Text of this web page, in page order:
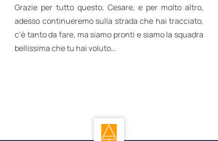
Grazie per tutto questo, Cesare, e per molto altro,
adesso continueremo sulla strada che hai tracciato,
c’è tanto da fare, ma siamo pronti e siamo la squadra
bellissima che tu hai voluto…